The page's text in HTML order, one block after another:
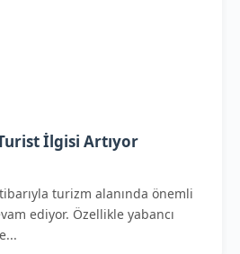
İlgisi Artıyor
turizm alanında önemli
ediyor. Özellikle yabancı